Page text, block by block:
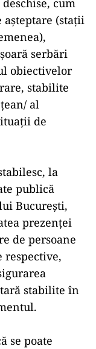
cum
(staţii
serbări
obiectivelor
stabilite
al
de
la
publică
Bucureşti,
prezenţei
de persoane
stabilite în
se poate